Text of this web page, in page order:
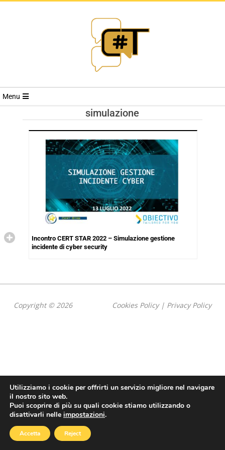
RIVISTA
TRENDS
Menu
simulazione
Incontro CERT STAR 2022 – Simulazione gestione
incidente di cyber security
Copyright © 2026 Cookies Policy| Privacy Policy
Utilizziamo i cookie per offrirti un servizio migliore nel navigare
il nostro sito web.
Puoi scoprire di più su quali cookie stiamo utilizzando o
disattivarli nelle impostazioni.
Accetta Reject